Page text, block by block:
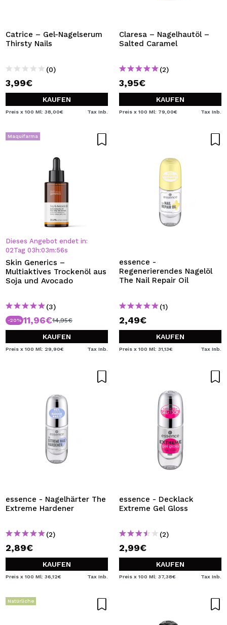
Catrice – Gel-Nagelserum
Thirsty Nails
(0)
3,99€
KAUFEN
Preis x 100 Ml: 38,00€ Tax Inb.
Claresa – Nagelhautöl –
Salted Caramel
(2)
3,95€
KAUFEN
Preis x 100 Ml: 79,00€ Tax Inb.
Maquifarma
Dieses Angebot endet in:
02Tag 03 h:03m:56s
Skin Generics –
Multiaktives Trockenöl aus
Soja und Avocado
(3)
-20% 11,96€14,95€
KAUFEN
Preis x 100 Ml: 29,90€ Tax Inb.
essence -
Regenerierendes Nagelöl
The Nail Repair Oil
(1)
2,49€
KAUFEN
Preis x 100 Ml: 31,13€ Tax Inb.
essence - Nagelhärter The
Extreme Hardener
(2)
2,89€
KAUFEN
Preis x 100 Ml: 36,12€ Tax Inb.
essence - Decklack
Extreme Gel Gloss
(2)
2,99€
KAUFEN
Preis x 100 Ml: 37,38€ Tax Inb.
Natürliche